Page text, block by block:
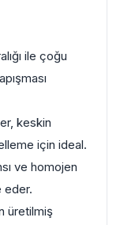
ile çoğu
keskin
için ideal.
ve homojen
eder.
üretilmiş